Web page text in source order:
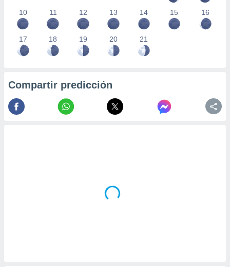
10 11 12 13 14 15 16
17 18 19 20 21
Compartir predicción